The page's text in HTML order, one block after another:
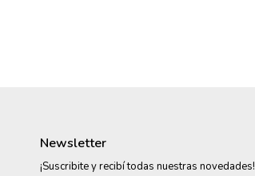
Newsletter
¡Suscribite y recibí todas nuestras novedades!